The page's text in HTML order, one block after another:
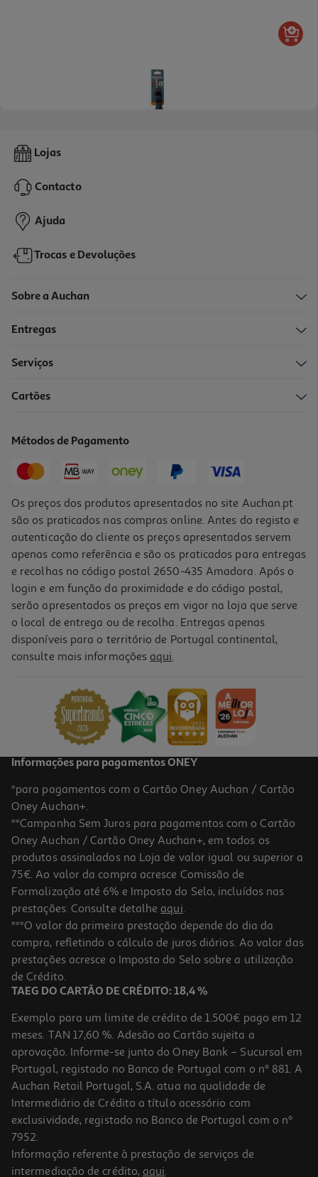
Chave Fendas Auchan 7 Em 1
3,99 €
Chave De Fendas Auchan 4x100mm
Chave Philips Auchan Ph 2x125mm
2.79 €/un
2,79 €
Lojas
Contacto
Ajuda
Trocas e Devoluções
Sobre a Auchan
Entregas
Serviços
Cartões
Métodos de Pagamento
Os preços dos produtos apresentados no site Auchan.pt
são os praticados nas compras online. Antes do registo e
autenticação do cliente os preços apresentados servem
apenas como referência e são os praticados para entregas
e recolhas no código postal 2650-435 Amadora. Após o
login e em função da proximidade e do código postal,
serão apresentados os preços em vigor na loja que serve
o local de entrega ou de recolha. Entregas apenas
disponíveis para o território de Portugal continental,
consulte mais informações aqui.
Informações para pagamentos ONEY
*para pagamentos com o Cartão Oney Auchan / Cartão
Oney Auchan+.
**Campanha Sem Juros para pagamentos com o Cartão
Oney Auchan / Cartão Oney Auchan+, em todos os
produtos assinalados na Loja de valor igual ou superior a
75€. Ao valor da compra acresce Comissão de
Formalização até 6% e Imposto do Selo, incluídos nas
prestações. Consulte detalhe aqui.
***O valor da primeira prestação depende do dia da
compra, refletindo o cálculo de juros diários. Ao valor das
prestações acresce o Imposto do Selo sobre a utilização
de Crédito.
TAEG DO CARTÃO DE CRÉDITO: 18,4 %
Exemplo para um limite de crédito de 1.500€ pago em 12
meses. TAN 17,60 %. Adesão ao Cartão sujeita a
aprovação. Informe-se junto do Oney Bank – Sucursal em
Portugal, registado no Banco de Portugal com o nº 881. A
Auchan Retail Portugal, S.A. atua na qualidade de
Intermediário de Crédito a título acessório com
exclusividade, registado no Banco de Portugal com o nº
7952.
Informação referente à prestação de serviços de
intermediação de crédito, aqui.